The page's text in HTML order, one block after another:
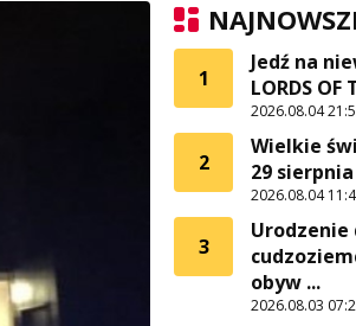
1
Jedź na
LORDS OF
2026.08.04
2
Wielkie
29 sierpnia
2026.08.04
3
Urodzenie
obyw ...
2026.08.03